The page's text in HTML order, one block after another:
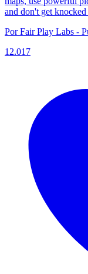
and don't get
Por Fair Play Labs -
12.017